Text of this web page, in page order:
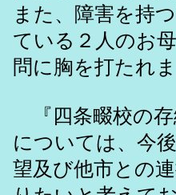
また、障害を持
ている２人のお
問に胸を打たれま
『四条畷校の存
については、今
望及び他市との